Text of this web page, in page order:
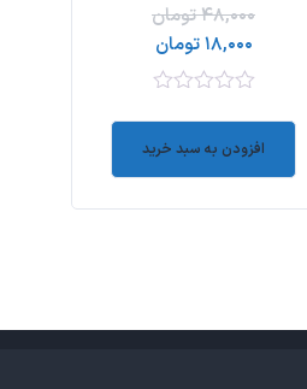
۴۸,۰۰۰تومان
۱۸,۰۰۰تومان
of
افزودن به سبد خرید